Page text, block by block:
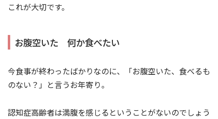
これが大切です。
お腹空いた 何か食べたい
今食事が終わったばかりなのに、「お腹空いた、食べるも
のない？」と言うお年寄り。
認知症高齢者は満腹を感じるということがないのでしょう